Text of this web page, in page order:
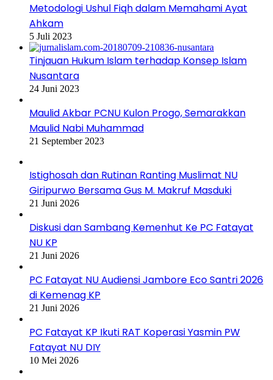
Metodologi Ushul Fiqh dalam Memahami Ayat
Ahkam
5 Juli 2023
Tinjauan Hukum Islam terhadap Konsep Islam
Nusantara
24 Juni 2023
Maulid Akbar PCNU Kulon Progo, Semarakkan
Maulid Nabi Muhammad
21 September 2023
Istighosah dan Rutinan Ranting Muslimat NU
Giripurwo Bersama Gus M. Makruf Masduki
21 Juni 2026
Diskusi dan Sambang Kemenhut Ke PC Fatayat
NU KP
21 Juni 2026
PC Fatayat NU Audiensi Jambore Eco Santri 2026
di Kemenag KP
21 Juni 2026
PC Fatayat KP Ikuti RAT Koperasi Yasmin PW
Fatayat NU DIY
10 Mei 2026